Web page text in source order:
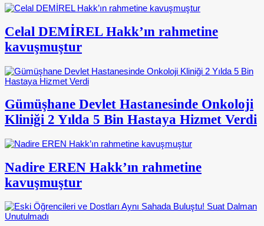
Celal DEMİREL Hakk’ın rahmetine
kavuşmuştur
Gümüşhane Devlet Hastanesinde Onkoloji
Kliniği 2 Yılda 5 Bin Hastaya Hizmet Verdi
Nadire EREN Hakk’ın rahmetine
kavuşmuştur